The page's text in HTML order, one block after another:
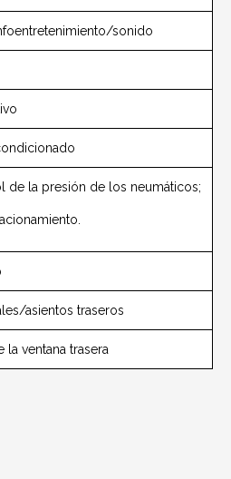
sonido
de la presión de los neumáticos;
asientos traseros
la ventana trasera